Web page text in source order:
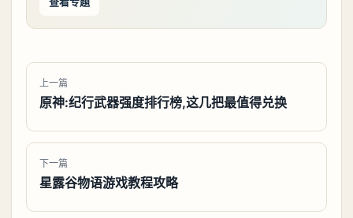
上一篇
原神:纪行武器强度排行榜,这几把最值得兑换
下一篇
星露谷物语游戏教程攻略